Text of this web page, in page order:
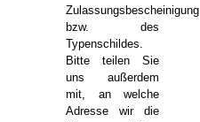
Zulassungsbescheinigung
bzw. des
Typenschildes.
Bitte teilen Sie
uns außerdem
mit, an welche
Adresse wir die